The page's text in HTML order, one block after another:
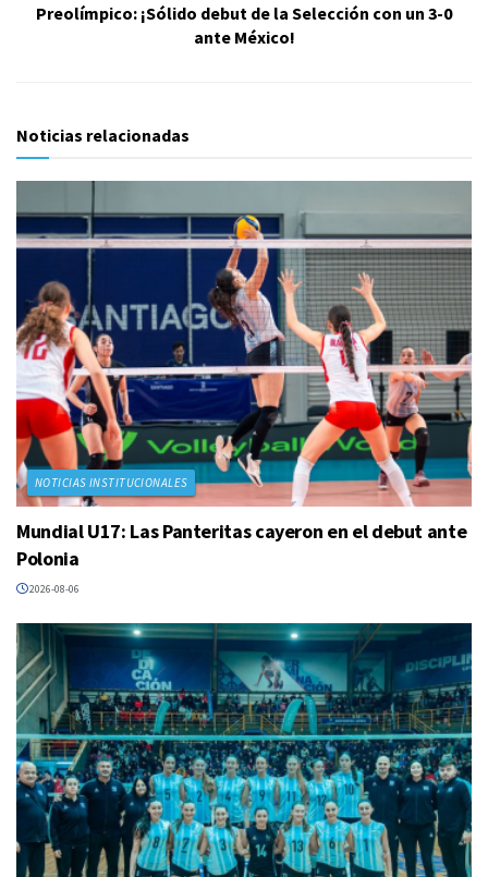
Preolímpico: ¡Sólido debut de la Selección con un 3-0
ante México!
Noticias relacionadas
NOTICIAS INSTITUCIONALES
Mundial U17: Las Panteritas cayeron en el debut ante
Polonia
2026-08-06